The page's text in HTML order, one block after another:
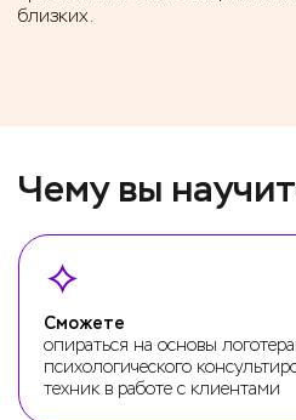
близких.
Чему вы
Сможете
опираться на основы
психологического
техник в работе с клиентами